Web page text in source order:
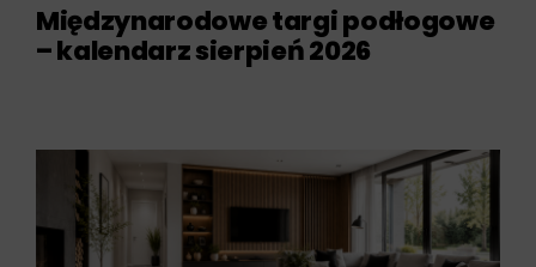
Międzynarodowe targi podłogowe
– kalendarz sierpień 2026